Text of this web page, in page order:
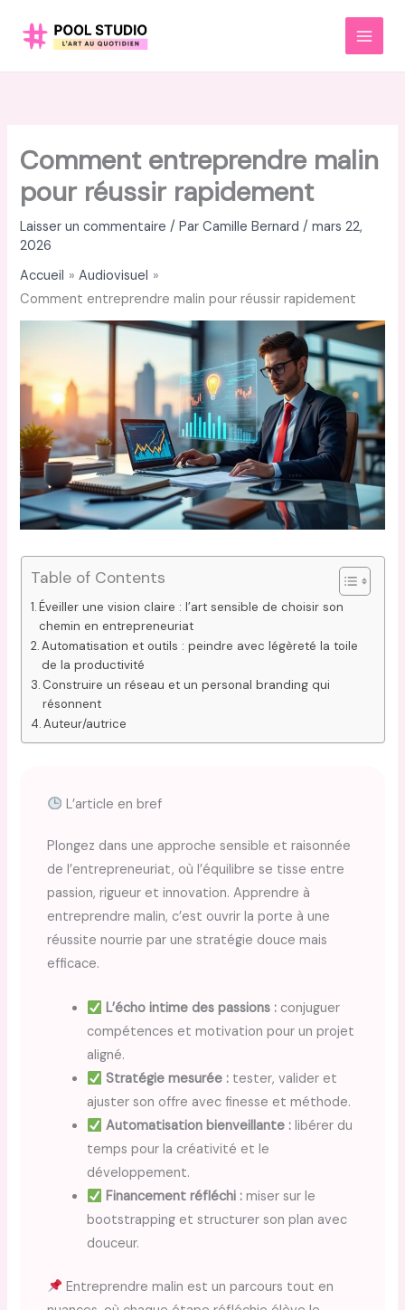
MAIN
Comment entreprendre malin
pour réussir rapidement
Laisser un commentaire / ParCamille Bernard/mars 22,
2026
Accueil
Audiovisuel
Comment entreprendre malin pour réussir rapidement
Table of Contents
Éveiller une vision claire : l’art sensible de choisir son
chemin en entrepreneuriat
Automatisation et outils : peindre avec légèreté la toile
de la productivité
Construire un réseau et un personal branding qui
résonnent
Auteur/autrice
L’article en bref
Plongez dans une approche sensible et raisonnée
de l’entrepreneuriat, où l’équilibre se tisse entre
passion, rigueur et innovation. Apprendre à
entreprendre malin, c’est ouvrir la porte à une
réussite nourrie par une stratégie douce mais
efficace.
L’écho intime des passions :conjuguer
compétences et motivation pour un projet
aligné.
Stratégie mesurée :tester, valider et
ajuster son offre avec finesse et méthode.
Automatisation bienveillante :libérer du
temps pour la créativité et le
développement.
Financement réfléchi :miser sur le
bootstrapping et structurer son plan avec
douceur.
Entreprendre malin est un parcours tout en